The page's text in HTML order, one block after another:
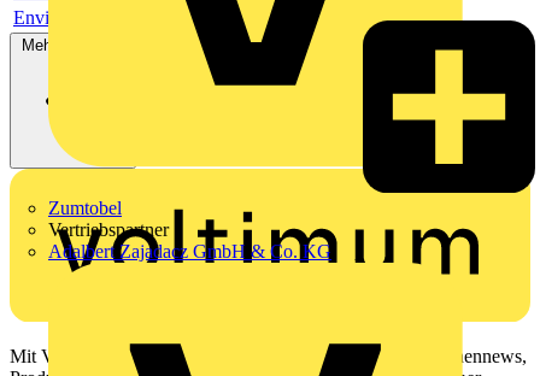
Zumtobel
Vertriebspartner
Adalbert Zajadacz GmbH & Co. KG
Environmental compliance declaration
Mehr anzeigen
Mit Voltimum erhalten Elektrofachkräfte Zugang zu Branchennews,